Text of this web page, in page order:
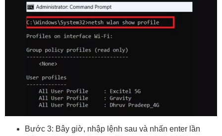
Bước 3: Bây giờ, nhập lệnh sau và nhấn enter lần